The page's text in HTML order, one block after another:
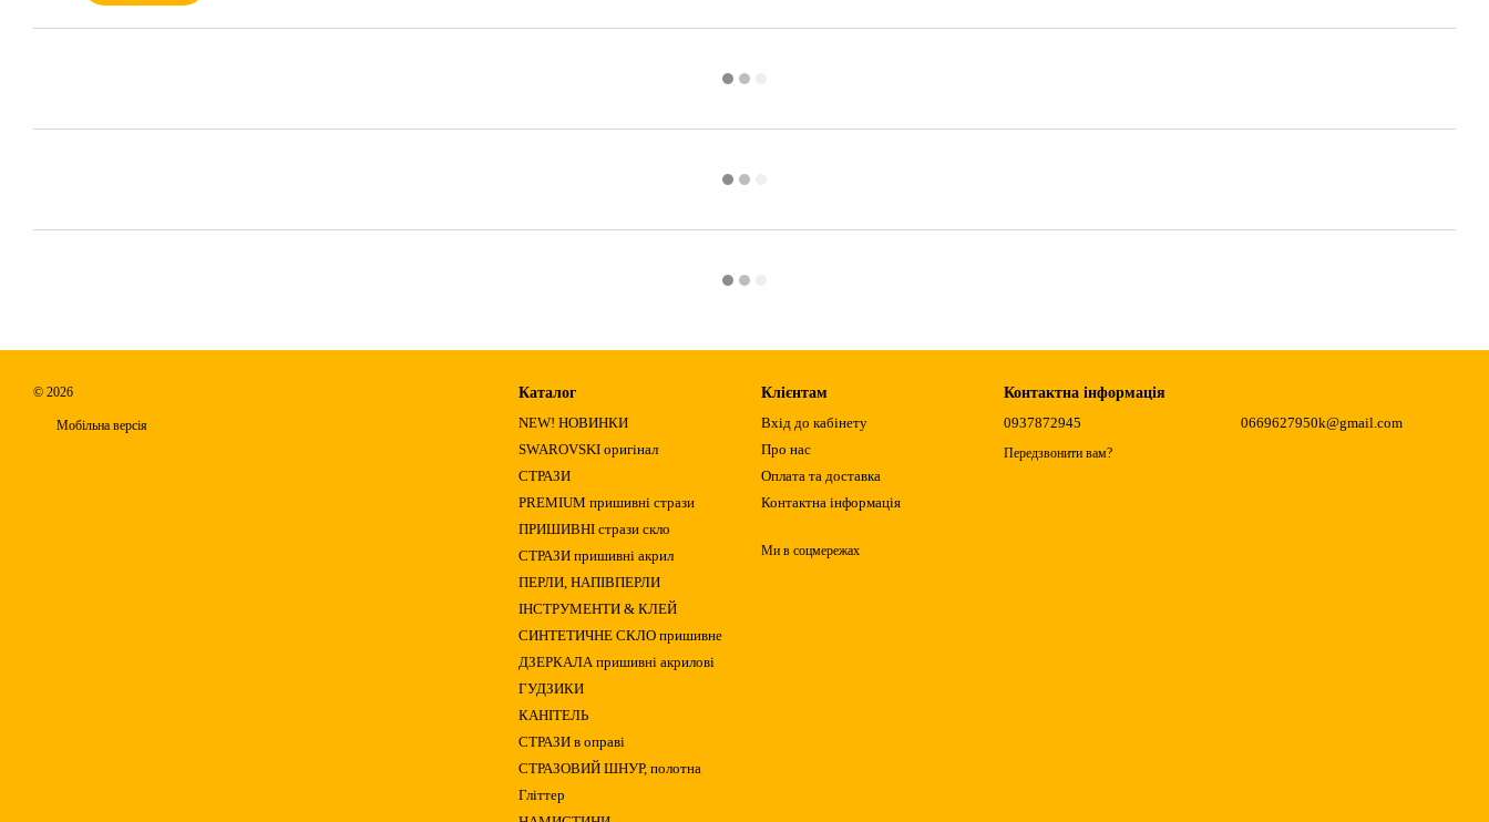
© 2026
Мобільна версія
Каталог
NEW! НОВИНКИ
SWAROVSKI оригінал
СТРАЗИ
PREMIUM пришивні стрази
ПРИШИВНІ стрази скло
СТРАЗИ пришивні акрил
ПЕРЛИ, НАПІВПЕРЛИ
ІНСТРУМЕНТИ & КЛЕЙ
СИНТЕТИЧНЕ СКЛО пришивне
ДЗЕРКАЛА пришивні акрилові
ГУДЗИКИ
КАНІТЕЛЬ
СТРАЗИ в оправі
СТРАЗОВИЙ ШНУР, полотна
Гліттер
Клієнтам
Вхід до кабінету
Про нас
Оплата та доставка
Контактна інформація
Ми в соцмережах
Контактна інформація
0937872945
Передзвонити вам?
0669627950k@gmail.com